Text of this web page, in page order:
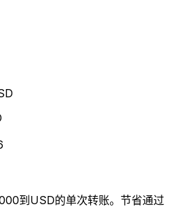
到USD的单次转账。节省通过